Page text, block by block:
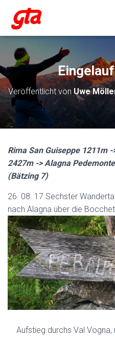
Veröffentlicht von Uwe
Rima San Guiseppe 1211m
2427m -> Alagna
(Bätzing 7)
26. 08. 17 Sechster
nach Alagna über die
Aufstieg durchs Val